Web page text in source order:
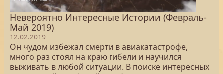
Невероятно Интересные Истории (Февраль-
Май 2019)
12.02.2019
Он чудом избежал смерти в авиакатастрофе,
много раз стоял на краю гибели и научился
выживать в любой ситуации. В поиске интересных